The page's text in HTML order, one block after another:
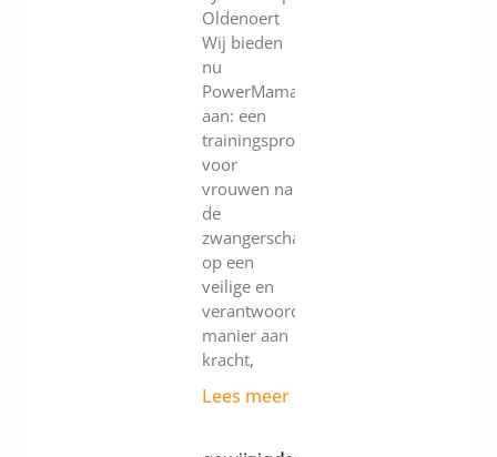
Oldenoert
Wij bieden
nu
PowerMama
aan: een
trainingsprogramma
voor
vrouwen na
de
zwangerschap.Werk
op een
veilige en
verantwoorde
manier aan
kracht,
Lees meer